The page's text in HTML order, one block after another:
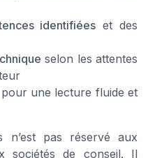
identifiées et des
selon les attentes
pour une lecture fluide et
n’est pas réservé aux
sociétés de conseil. Il